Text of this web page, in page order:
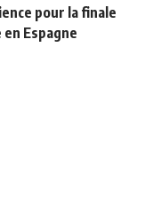
pour la finale
en Espagne